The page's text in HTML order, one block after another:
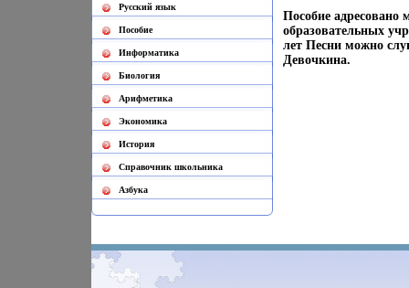
Русский язык
Пособие
Информатика
Биология
Арифметика
Экономика
История
Cправочник школьника
Азбука
Пособие
образовательных
лет Песни можно
Девочкина.